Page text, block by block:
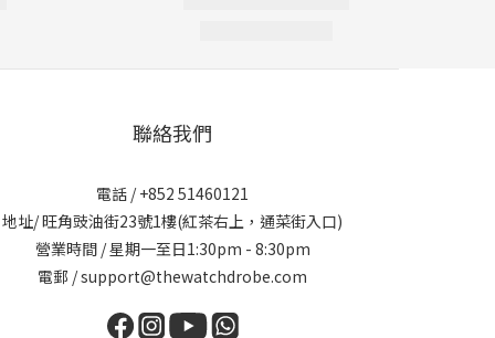
聯絡我們
電話 / +852 51460121
地址/ 旺角豉油街23號1樓(紅茶右上，通菜街入口)
營業時間 / 星期一至日1:30pm - 8:30pm
電郵 / support@thewatchdrobe.com